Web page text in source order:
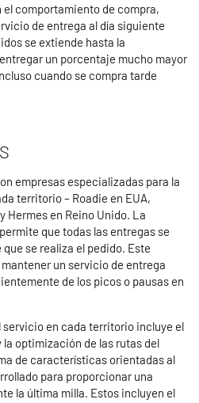
comportamiento de compra,
de entrega al día siguiente
se extiende hasta la
un porcentaje mucho mayor
cuando se compra tarde
empresas especializadas para la
territorio – Roadie en EUA,
Hermes en Reino Unido. La
que todas las entregas se
se realiza el pedido. Este
un servicio de entrega
de los picos o pausas en
en cada territorio incluye el
optimización de las rutas del
de características orientadas al
para proporcionar una
la última milla. Estos incluyen el